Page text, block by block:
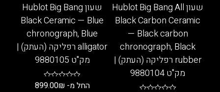
שעון Hublot Big Bang All
Black Carbon Ceramic
— Black carbon
chronograph, Black
rubber רפליקה (העתק) |
מק"ט 9880104
שעון Hublot Big Bang
Black Ceramic — Blue
chronograph, Blue
alligator רפליקה (העתק) |
מק"ט 9880105
החל מ- 899.00₪